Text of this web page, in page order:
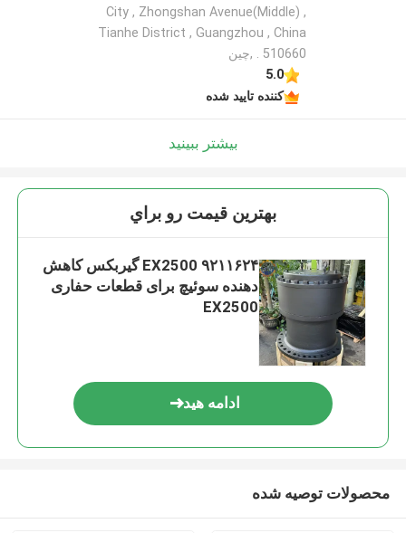
City , Zhongshan Avenue(Middle) ,
Tianhe District , Guangzhou , China
. 510660 ,چین
5.0
کننده تایید شده
بیشتر ببینید
بهترين قيمت رو براي
۹۲۱۱۶۲۴ EX2500 گیربکس کاهش
دهنده سوئیچ برای قطعات حفاری
EX2500
ادامه هید
محصولات توصیه شده